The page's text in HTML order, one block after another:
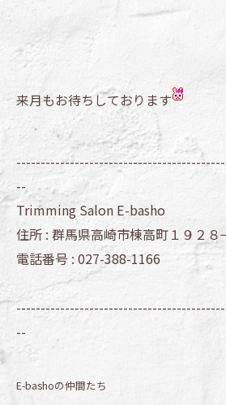
来月もお待ちしております
--
Trimming Salon E-basho
住所 : 群馬県高崎市棟高町１９２８
電話番号 : 027-388-1166
--
E-bashoの仲間たち